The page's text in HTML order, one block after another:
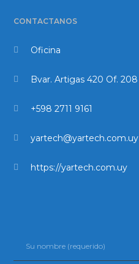
CONTACTANOS
Oficina
Bvar. Artigas 420 Of. 208
+598 2711 9161
yartech@yartech.com.uy
https://yartech.com.uy